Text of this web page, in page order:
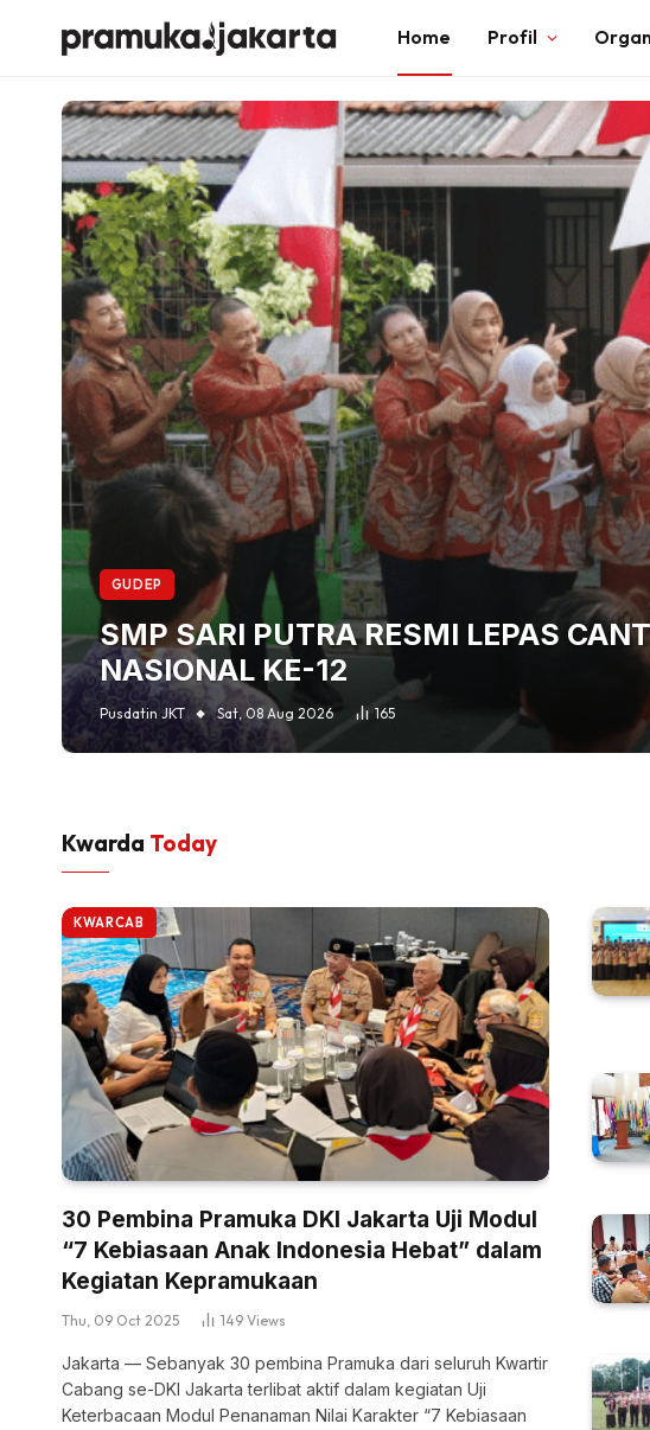
Home Profil
GUDEP
SMP SARI PUTRA RESMI LEPAS
NASIONAL KE-12
Pusdatin JKT Sat, 08 Aug 2026 165
Kwarda Today
KWARCAB
30 Pembina Pramuka DKI Jakarta Uji Modul
“7 Kebiasaan Anak Indonesia Hebat” dalam
Kegiatan Kepramukaan
Thu, 09 Oct 2025 149 Views
Jakarta — Sebanyak 30 pembina Pramuka dari seluruh Kwartir
Cabang se-DKI Jakarta terlibat aktif dalam kegiatan Uji
Keterbacaan Modul Penanaman Nilai Karakter “7 Kebiasaan